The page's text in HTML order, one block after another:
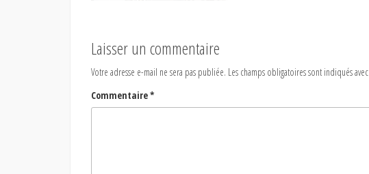
Laisser un commentaire
Votre adresse e-mail ne sera pas publiée. Les champs obligatoires sont indiqués avec
Commentaire*